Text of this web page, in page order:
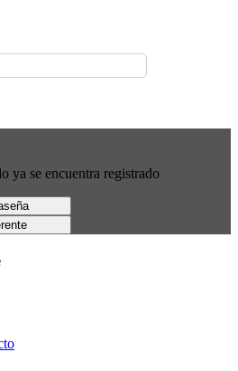
ya se encuentra registrado